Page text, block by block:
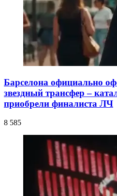
Барселона официально
звездный трансфер –
приобрели финалиста ЛЧ
8 585